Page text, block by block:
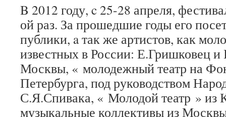
B 2012 году, c 25-28 апреля,
ой раз. За прошедшие годы его
публики, a так же артистов, как
известных в России: Е.Гришковец
Москвы, « молодежный театр на
Петербурга, под руководством
С.Я.Спивака, « Молодой театр » из
музыкальные коллективы из